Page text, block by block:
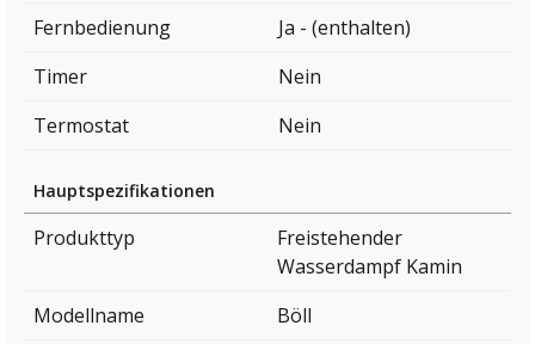
Fernbedienung
Ja - (enthalten)
Timer
Nein
Termostat
Nein
Hauptspezifikationen
Produkttyp
Freistehender
Wasserdampf Kamin
Modellname
Böll